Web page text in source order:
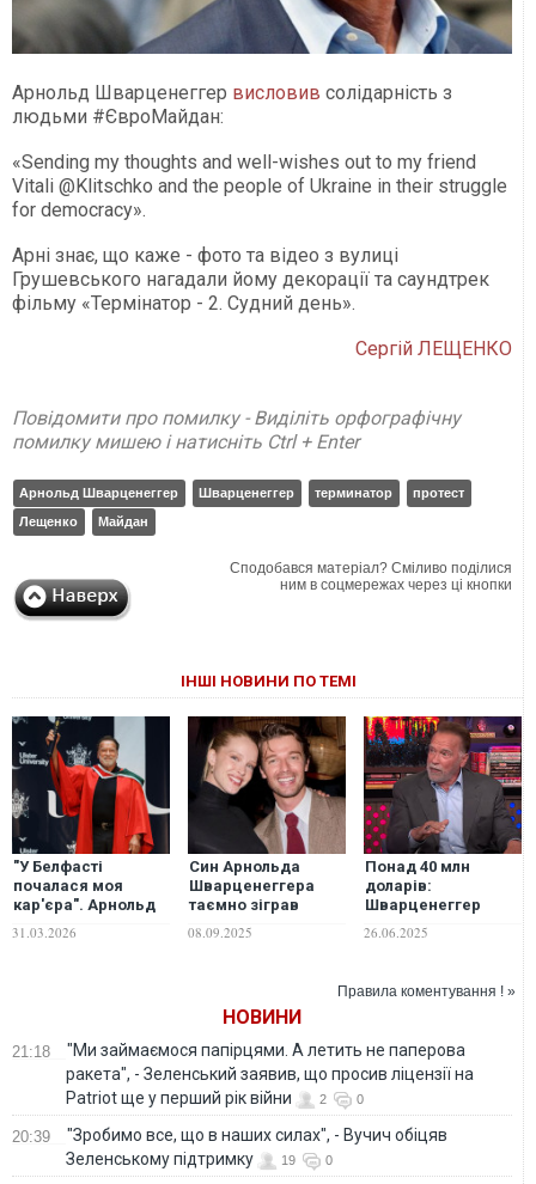
Арнольд Шварценеггер висловив солідарність з
людьми #ЄвроМайдан:
«Sending my thoughts and well-wishes out to my friend
Vitali @Klitschko and the people of Ukraine in their struggle
for democracy».
Арні знає, що каже - фото та відео з вулиці
Грушевського нагадали йому декорації та саундтрек
фільму «Термінатор - 2. Судний день».
Сергій ЛЕЩЕНКО
Повідомити про помилку - Виділіть орфографічну
помилку мишею і натисніть Ctrl + Enter
Арнольд Шварценеггер Шварценеггер терминатор
протест
Лещенко
Майдан
Сподобався матеріал? Сміливо поділися
ним в соцмережах через ці кнопки
ІНШІ НОВИНИ ПО ТЕМІ
"У Белфасті
почалася моя
кар'єра". Арнольд
отримав почесний
31.03.2026
Син Арнольда
Шварценеггера
таємно зіграв
злили ФОТО
08.09.2025
Понад 40 млн
доларів:
Шварценеггер
фільм отримав
26.06.2025
Правила коментування ! »
НОВИНИ
21:18
"Ми займаємося папірцями. А летить не паперова
ракета", - Зеленський заявив, що просив ліцензії на
Patriot ще у перший рік війни
2 0
20:39
"Зробимо все, що в наших силах", - Вучич обіцяв
Зеленському підтримку
19 0